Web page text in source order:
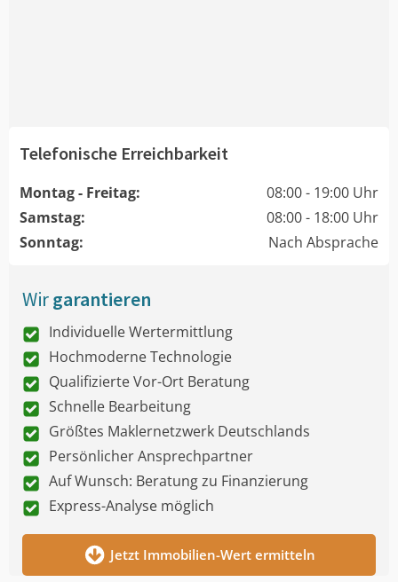
Telefonische Erreichbarkeit
Montag - Freitag:
08:00 - 19:00 Uhr
Samstag:
08:00 - 18:00 Uhr
Sonntag:
Nach Absprache
Wirgarantieren
Individuelle Wertermittlung
Hochmoderne Technologie
Qualifizierte Vor-Ort Beratung
Schnelle Bearbeitung
Größtes Maklernetzwerk Deutschlands
Persönlicher Ansprechpartner
Auf Wunsch: Beratung zu Finanzierung
Express-Analyse möglich
Jetzt Immobilien-Wert ermitteln